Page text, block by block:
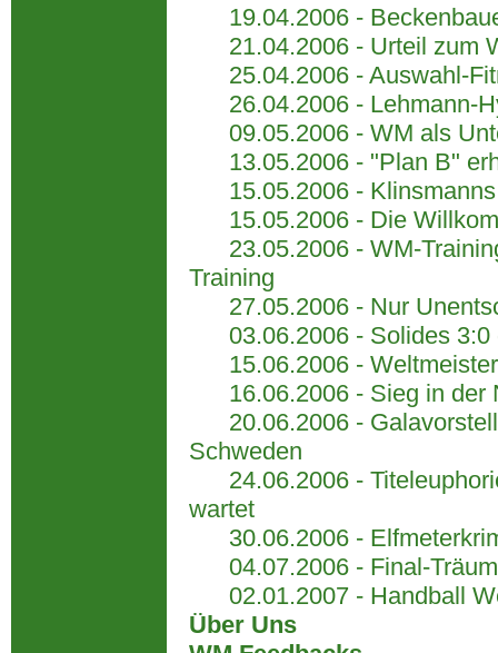
19.04.2006 -
21.04.2006 - Urteil zum
25.04.2006 - Auswahl-
26.04.2006 - Lehmann-
09.05.2006 - WM als
13.05.2006 - "Plan B"
15.05.2006 - Klinsmanns
15.05.2006 - Die
23.05.2006 - WM-
Training
27.05.2006 - Nur
03.06.2006 - Solides 3:0
15.06.2006 - Weltmeister
16.06.2006 - Sieg in der
20.06.2006 -
Schweden
24.06.2006 -
wartet
30.06.2006 -
04.07.2006 - Final-
02.01.2007 - Handball
Über Uns